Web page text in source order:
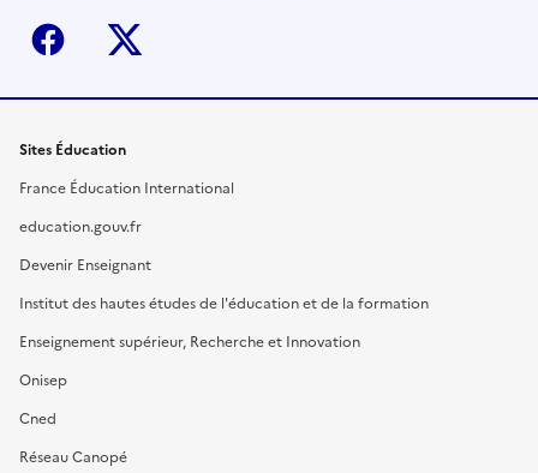
Facebook
Sites Éducation
France Éducation International
education.gouv.fr
Devenir Enseignant
Institut des hautes études de l'éducation et de la formation
Enseignement supérieur, Recherche et Innovation
Onisep
Cned
Réseau Canopé